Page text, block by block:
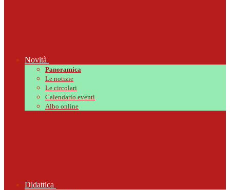
Novità
Panoramica
Le notizie
Le circolari
Calendario eventi
Albo online
Didattica